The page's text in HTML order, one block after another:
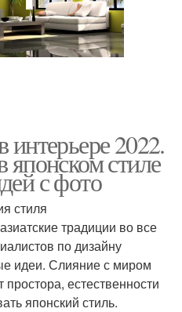
интерьере 2022.
японском стиле
с фото
стиля
традиции во все
по дизайну
идеи. Слияние с миром
естественности
японский стиль.